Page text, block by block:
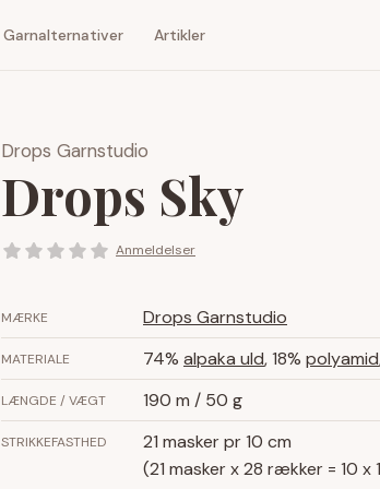
Garnalternativer Artikler
Drops Garnstudio
Drops Sky
Anmeldelser
MÆRKE Drops Garnstudio
MATERIALE 74% alpaka uld, 18% polyamid
LÆNGDE / VÆGT 190 m / 50 g
STRIKKEFASTHED
21 masker pr 10 cm
(21 masker x 28 rækker = 10 x